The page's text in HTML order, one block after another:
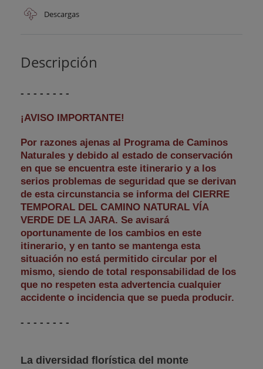
Descargas
Descripción
- - - - - - - -
¡AVISO IMPORTANTE!
Por razones ajenas al Programa de Caminos
Naturales y debido al estado de conservación
en que se encuentra este itinerario y a los
serios problemas de seguridad que se derivan
de esta circunstancia se informa del CIERRE
TEMPORAL DEL CAMINO NATURAL VÍA
VERDE DE LA JARA. Se avisará
oportunamente de los cambios en este
itinerario, y en tanto se mantenga esta
situación no está permitido circular por el
mismo, siendo de total responsabilidad de los
que no respeten esta advertencia cualquier
accidente o incidencia que se pueda producir.
- - - - - - - -
La diversidad florística del monte